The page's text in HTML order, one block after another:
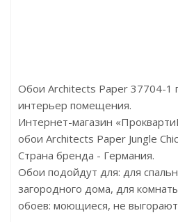
Обои Architects Paper 37704-1
интерьер помещения.
Интернет-магазин
обои Architects Paper Jungle
Страна бренда - Германия.
Обои подойдут для: для
загородного дома, для
обоев: моющиеся, не